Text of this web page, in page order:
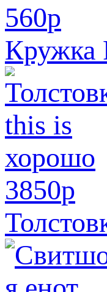
560p
Кружка
3850p